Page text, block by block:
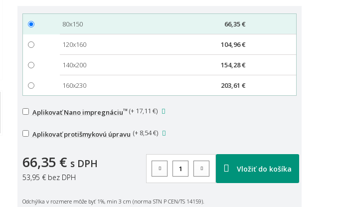
80x150 66,35 €
120x160 104,96 €
140x200 154,28 €
160x230 203,61 €
Aplikovať Nano impregnáciu™ (+ 17,11 €)
Aplikovať protišmykovú úpravu (+ 8,54 €)
66,35 € s DPH
53,95 € bez DPH
Vložiť do košíka
Odchýlka v rozmere môže byť 1%, min 3 cm (norma STN P CEN/TS 14159).